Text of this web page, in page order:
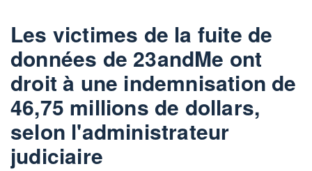
Les victimes de la fuite de
données de 23andMe ont
droit à une indemnisation de
46,75 millions de dollars,
selon l'administrateur
judiciaire